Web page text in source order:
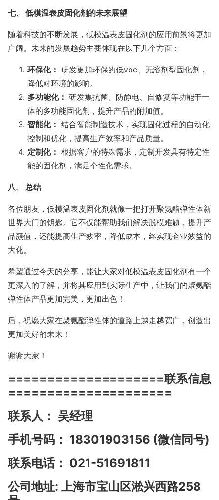
七、 低模温表皮固化剂的未来展望
随着科技的不断发展，低模温表皮固化剂的应用前景将更加
广阔。未来的发展趋势主要体现在以下几个方面：
环保化： 研发更加环保的低voc、无溶剂型固化剂，
降低对环境的影响。
多功能化： 研发集抗菌、防静电、自修复等功能于一
体的多功能固化剂，提升产品的附加值。
智能化： 结合智能制造技术，实现固化过程的自动化
控制和优化，提高生产效率和产品质量。
定制化： 根据客户的特殊需求，定制开发具有特定性
能的固化剂，满足个性化需求。
八、 总结
各位朋友，低模温表皮固化剂就像一把打开聚氨酯弹性体新
世界大门的钥匙。它不仅能帮助我们解决脱模难题，提升产
品颜值，还能提高生产效率，降低成本，终实现企业效益的
大化。
希望通过今天的分享，能让大家对低模温表皮固化剂有一个
更深入的了解，并将其应用到实际生产中，让我们的聚氨酯
弹性体产品更加完美，更加出色！
后，祝愿大家在聚氨酯弹性体的道路上越走越宽广，创造出
更加美好的未来！
谢谢大家！
====================联系信息
=====================
联系人： 吴经理
手机号码： 18301903156 (微信同号)
联系电话： 021-51691811
公司地址: 上海市宝山区淞兴西路258